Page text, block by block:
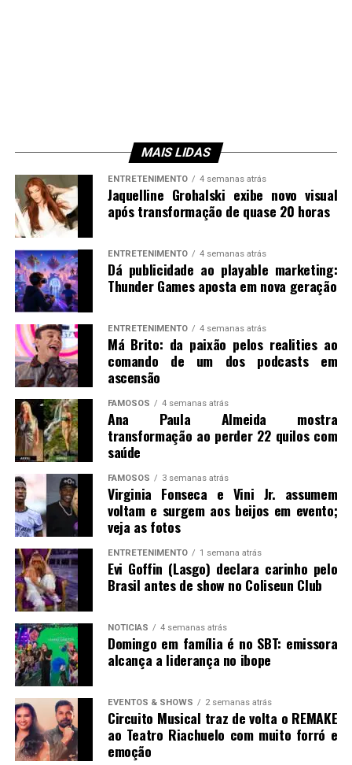
MAIS LIDAS
ENTRETENIMENTO 4 semanas atrás
Jaquelline Grohalski exibe novo visual
após transformação de quase 20 horas
ENTRETENIMENTO 4 semanas atrás
Dá publicidade ao playable marketing:
Thunder Games aposta em nova geração
ENTRETENIMENTO 4 semanas atrás
Má Brito: da paixão pelos realities ao
comando de um dos podcasts em
ascensão
FAMOSOS 4 semanas atrás
Ana Paula Almeida mostra
transformação ao perder 22 quilos com
saúde
FAMOSOS 3 semanas atrás
Virginia Fonseca e Vini Jr. assumem
voltam e surgem aos beijos em evento;
veja as fotos
ENTRETENIMENTO 1 semana atrás
Evi Goffin (Lasgo) declara carinho pelo
Brasil antes de show no Coliseun Club
NOTICIAS 4 semanas atrás
Domingo em família é no SBT: emissora
alcança a liderança no ibope
EVENTOS & SHOWS 2 semanas atrás
Circuito Musical traz de volta o REMAKE
ao Teatro Riachuelo com muito forró e
emoção